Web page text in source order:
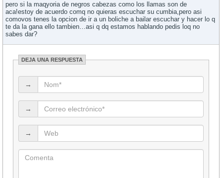
pero si la maqyoria de negros cabezas como los llamas son de
aca!estoy de acuerdo comq no quieras escuchar su cumbia,pero asi
comovos tenes la opcion de ir a un boliche a bailar escuchar y hacer lo q
te da la gana ello tambien…asi q dq estamos hablando pedis loq no
sabes dar?
DEJA UNA RESPUESTA
→
→
→